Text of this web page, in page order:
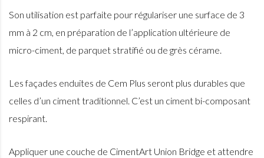
Son utilisation est parfaite pour régulariser une surface de 3
mm à 2 cm, en préparation de l’application ultérieure de
micro-ciment, de parquet stratifié ou de grès cérame.
Les façades enduites de Cem Plus seront plus durables que
celles d’un ciment traditionnel. C’est un ciment bi-composant
respirant.
Appliquer une couche de CimentArt Union Bridge et attendre